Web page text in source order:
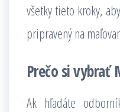
všetky tieto kroky,
pripravený na
Prečo si vybrať
Ak hľadáte